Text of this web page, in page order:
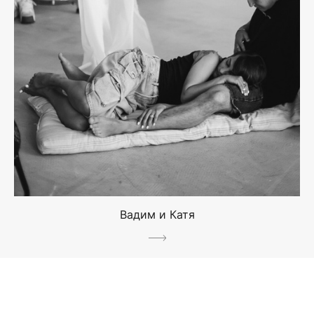
Вадим и Катя